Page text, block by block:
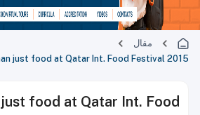
مقال
just food at Qatar Int. Food Festival 2015
food at Qatar Int. Food